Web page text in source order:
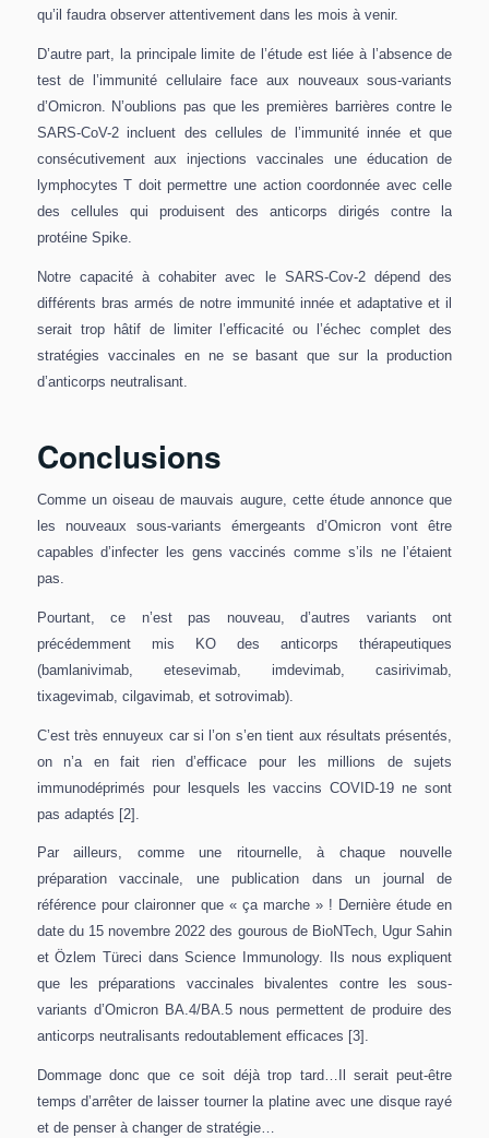
qu’il faudra observer attentivement dans les mois à venir.
D’autre part, la principale limite de l’étude est liée à l’absence de
test de l’immunité cellulaire face aux nouveaux sous-variants
d’Omicron. N’oublions pas que les premières barrières contre le
SARS-CoV-2 incluent des cellules de l’immunité innée et que
consécutivement aux injections vaccinales une éducation de
lymphocytes T doit permettre une action coordonnée avec celle
des cellules qui produisent des anticorps dirigés contre la
protéine Spike.
Notre capacité à cohabiter avec le SARS-Cov-2 dépend des
différents bras armés de notre immunité innée et adaptative et il
serait trop hâtif de limiter l’efficacité ou l’échec complet des
stratégies vaccinales en ne se basant que sur la production
d’anticorps neutralisant.
Conclusions
Comme un oiseau de mauvais augure, cette étude annonce que
les nouveaux sous-variants émergeants d’Omicron vont être
capables d’infecter les gens vaccinés comme s’ils ne l’étaient
pas.
Pourtant, ce n’est pas nouveau, d’autres variants ont
précédemment mis KO des anticorps thérapeutiques
(bamlanivimab, etesevimab, imdevimab, casirivimab,
tixagevimab, cilgavimab, et sotrovimab).
C’est très ennuyeux car si l’on s’en tient aux résultats présentés,
on n’a en fait rien d’efficace pour les millions de sujets
immunodéprimés pour lesquels les vaccins COVID-19 ne sont
pas adaptés [2].
Par ailleurs, comme une ritournelle, à chaque nouvelle
préparation vaccinale, une publication dans un journal de
référence pour claironner que « ça marche » ! Dernière étude en
date du 15 novembre 2022 des gourous de BioNTech, Ugur Sahin
et Özlem Türeci dans Science Immunology. Ils nous expliquent
que les préparations vaccinales bivalentes contre les sous-
variants d’Omicron BA.4/BA.5 nous permettent de produire des
anticorps neutralisants redoutablement efficaces [3].
Dommage donc que ce soit déjà trop tard…Il serait peut-être
temps d’arrêter de laisser tourner la platine avec une disque rayé
et de penser à changer de stratégie…